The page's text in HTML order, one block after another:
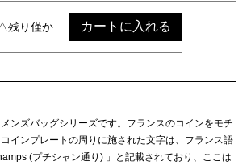
残り僅か カートに入れる
ンズバッグシリーズです。フランスのコインをモチ
インプレートの周りに施された文字は、フランス語
(プチシャン通り) 」と記載されており、ここは